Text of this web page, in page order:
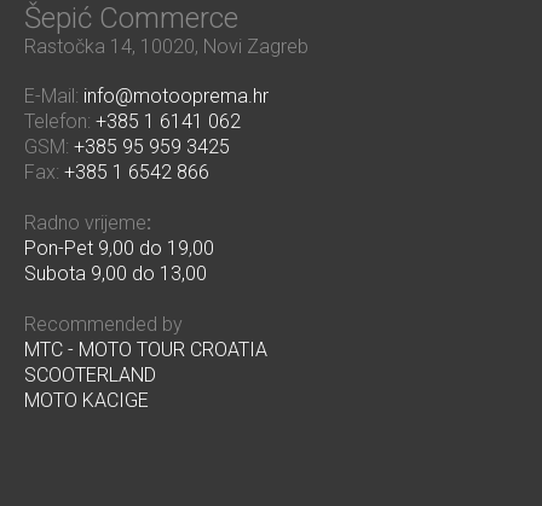
Šepić Commerce
Rastočka 14, 10020, Novi Zagreb
E-Mail: info@motooprema.hr
Telefon: +385 1 6141 062
GSM: +385 95 959 3425
Fax: +385 1 6542 866
Radno vrijeme:
Pon-Pet 9,00 do 19,00
Subota 9,00 do 13,00
Recommended by
MTC - MOTO TOUR CROATIA
SCOOTERLAND
MOTO KACIGE